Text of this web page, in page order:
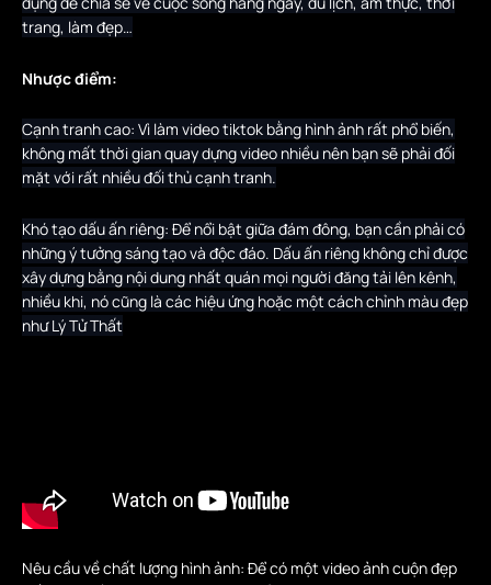
trang, làm đẹp…
Nhược điểm:
Cạnh tranh cao: Vì làm video tiktok bằng hình ảnh rất phổ biến,
không mất thời gian quay dựng video nhiều nên bạn sẽ phải đối
mặt với rất nhiều đối thủ cạnh tranh.
Khó tạo dấu ấn riêng: Để nổi bật giữa đám đông, bạn cần phải có
những ý tưởng sáng tạo và độc đáo. Dấu ấn riêng không chỉ được
xây dựng bằng nội dung nhất quán mọi người đăng tải lên kênh,
nhiều khi, nó cũng là các hiệu ứng hoặc một cách chỉnh màu đẹp
như Lý Tử Thất
Nêu cầu về chất lượng hình ảnh: Để có một video ảnh cuộn đẹp